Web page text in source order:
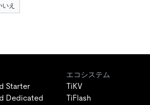
いえ
Starter
Dedicated
エコシステム
TiKV
TiFlash